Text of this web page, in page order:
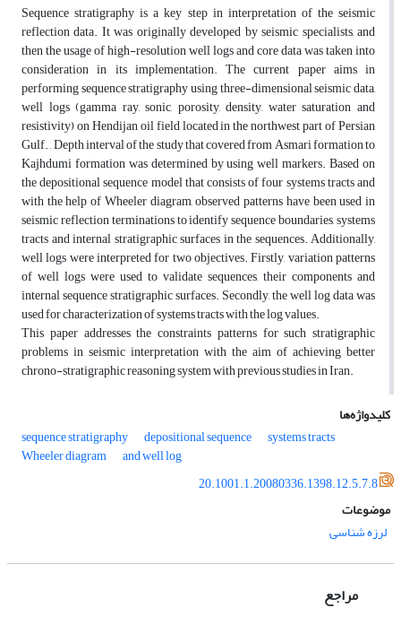
Sequence stratigraphy is a key step in interpretation of the seismic
reflection data. It was originally developed by seismic specialists, and
then the usage of high-resolution well logs and core data was taken into
consideration in its implementation. The current paper aims in
performing sequence stratigraphy using three-dimensional seismic data,
well logs (gamma ray, sonic, porosity, density, water saturation and
resistivity) on Hendijan oil field located in the northwest part of Persian
Gulf. , Depth interval of the study that covered from Asmari formation to
Kajhdumi formation was determined by using well markers. Based on
the depositional sequence model that consists of four systems tracts and
with the help of Wheeler diagram, observed patterns have been used in
seismic reflection terminations to identify sequence boundaries, systems
tracts and internal stratigraphic surfaces in the sequences. Additionally,
well logs were interpreted for two objectives. Firstly, variation patterns
of well logs were used to validate sequences, their components and
internal sequence stratigraphic surfaces. Secondly, the well log data was
used for characterization of systems tracts with the log values.
This paper addresses the constraints patterns for such stratigraphic
problems in seismic interpretation with the aim of achieving better
chrono-stratigraphic reasoning system with previous studies in Iran.
کلیدواژه‌ها
sequence stratigraphy
depositional sequence systems tracts
Wheeler diagram
and well log
20.1001.1.20080336.1398.12.5.7.8
موضوعات
لرزه شناسی
مراجع